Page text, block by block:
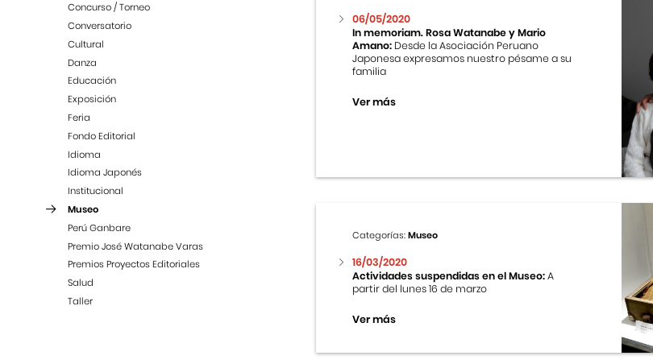
Concurso / Torneo
Conversatorio
Cultural
Danza
Educación
Exposición
Feria
Fondo Editorial
Idioma
Idioma Japonés
Institucional
Museo
Perú Ganbare
Premio José Watanabe Varas
Premios Proyectos Editoriales
Salud
Taller
06/05/2020
In memoriam. Rosa Watanabe y Mario
Amano: Desde la Asociación Peruano
Japonesa expresamos nuestro pésame a su
familia
Ver más
Categorías:Museo
16/03/2020
Actividades suspendidas en el Museo:A
partir del lunes 16 de marzo
Ver más